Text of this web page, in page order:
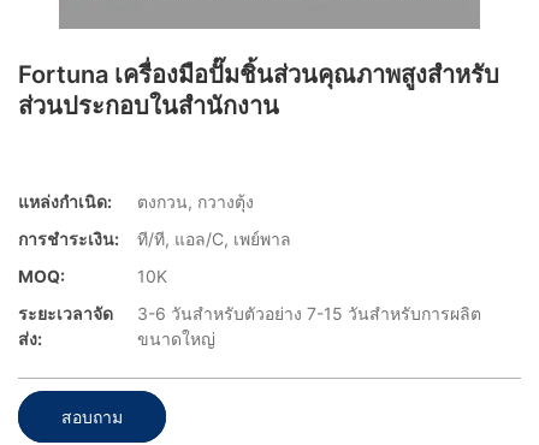
Fortuna เครื่องมือปั๊มชิ้นส่วนคุณภาพสูงสำหรับ
ส่วนประกอบในสำนักงาน
แหล่งกำเนิด:
ตงกวน, กวางตุ้ง
การชำระเงิน:
ที/ที, แอล/C, เพย์พาล
MOQ:
10K
ระยะเวลาจัด
ส่ง:
3-6 วันสำหรับตัวอย่าง 7-15 วันสำหรับการผลิต
ขนาดใหญ่
สอบถาม